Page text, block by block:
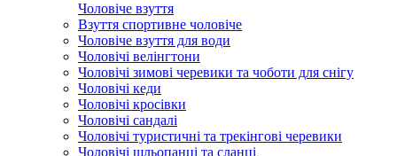
Чоловіче взуття
Взуття спортивне чоловіче
Чоловіче взуття для води
Чоловічі велінгтони
Чоловічі зимові черевики та чоботи для снігу
Чоловічі кеди
Чоловічі кросівки
Чоловічі сандалі
Чоловічі туристичні та трекінгові черевики
Чоловічі шльопанці та сланці